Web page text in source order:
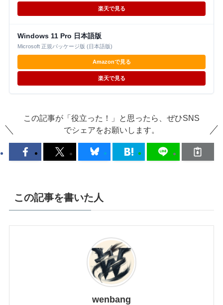
楽天で見る
Windows 11 Pro 日本語版
Microsoft 正規パッケージ版 (日本語版)
Amazonで見る
楽天で見る
この記事が「役立った！」と思ったら、ぜひSNS
でシェアをお願いします。
この記事を書いた人
wenbang